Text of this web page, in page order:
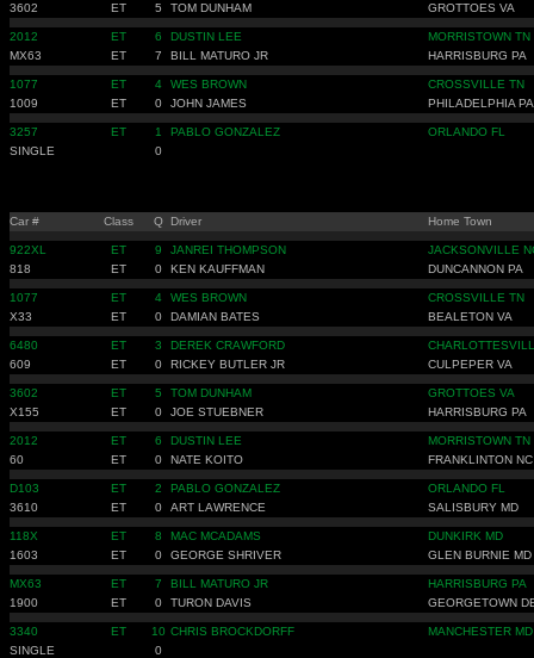
3602
ET 5 TOM DUNHAM GROTTOES VA
2012 ET 6 DUSTIN LEE
MORRISTOWN TN
MX63
ET 7 BILL MATURO JR HARRISBURG PA
1077 ET 4 WES BROWN
CROSSVILLE TN
1009
ET 0 JOHN JAMES PHILADELPHIA PA
3257 ET 1 PABLO GONZALEZ
ORLANDO FL
SINGLE
0
Car # Class Q Driver Home Town
922XL ET 9 JANREI THOMPSON
JACKSONVILLE
818
ET 0 KEN KAUFFMAN DUNCANNON PA
1077 ET 4 WES BROWN
CROSSVILLE TN
X33
ET 0 DAMIAN BATES BEALETON VA
6480 ET 3 DEREK CRAWFORD
609
ET 0 RICKEY BUTLER JR CULPEPER VA
3602 ET 5 TOM DUNHAM
GROTTOES VA
X155
ET 0 JOE STUEBNER HARRISBURG PA
2012 ET 6 DUSTIN LEE
MORRISTOWN TN
60
ET 0 NATE KOITO FRANKLINTON NC
D103 ET 2 PABLO GONZALEZ
ORLANDO FL
3610
ET 0 ART LAWRENCE SALISBURY MD
118X ET 8 MAC MCADAMS
DUNKIRK MD
1603
ET 0 GEORGE SHRIVER GLEN BURNIE MD
MX63 ET 7 BILL MATURO JR
HARRISBURG PA
1900
ET 0 TURON DAVIS GEORGETOWN
3340 ET 10 CHRIS BROCKDORFF
MANCHESTER MD
SINGLE
0